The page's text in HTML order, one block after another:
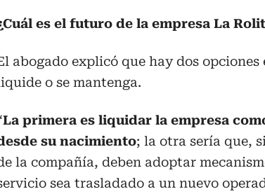
es el futuro de la empresa La
abogado explicó que hay dos opciones
o se mantenga.
La primera es liquidar la empresa
su nacimiento; la otra sería que,
la compañía, deben adoptar
sea trasladado a un nuevo